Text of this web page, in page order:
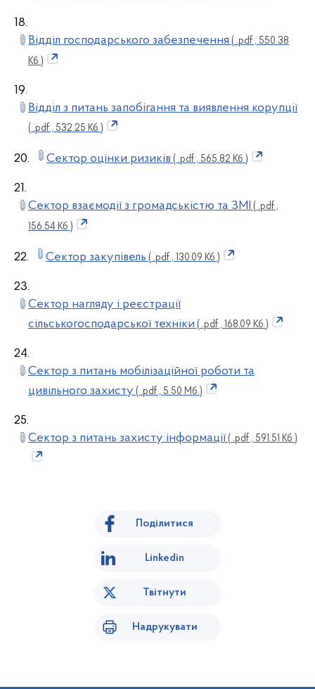
18.
Відділ господарського забезпечення ( .pdf , 550.38
Кб )
19.
Відділ з питань запобігання та виявлення корупції
( .pdf , 532.25 Кб )
20. Сектор оцінки ризиків ( .pdf , 565.82 Кб )
21.
Сектор взаємодії з громадськістю та ЗМІ ( .pdf ,
156.54 Кб )
22. Сектор закупівель ( .pdf , 130.09 Кб )
23.
Сектор нагляду і реєстрації
сільськогосподарської техніки ( .pdf , 168.09 Кб )
24.
Сектор з питань мобілізаційної роботи та
цивільного захисту ( .pdf , 5.50 Мб )
25.
Сектор з питань захисту інформації ( .pdf , 591.51 Кб )
Поділитися
Linkedin
Твітнути
Надрукувати